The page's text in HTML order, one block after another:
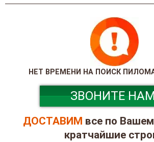
НЕТ ВРЕМЕНИ НА ПОИСК
ЗВОНИТЕ
ДОСТАВИМ все по
кратчайшие